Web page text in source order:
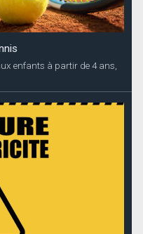
enfants à partir de 4 ans,